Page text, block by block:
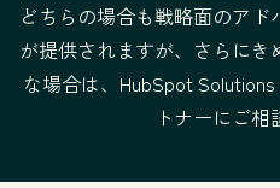
どちらの場合も戦略面のア
が提供されますが、さらに
な場合は、HubSpot
トナーにご相